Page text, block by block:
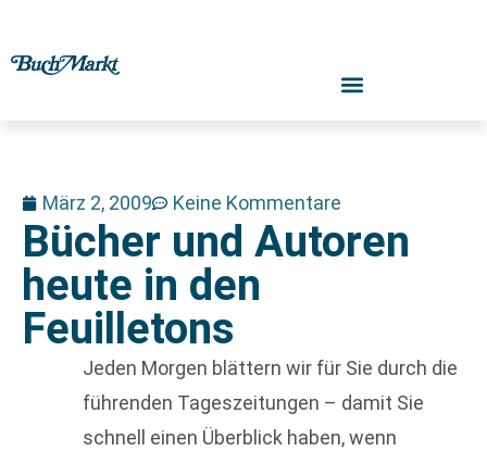
März 2, 2009 Keine Kommentare
Bücher und Autoren
heute in den
Feuilletons
Jeden Morgen blättern wir für Sie durch die
führenden Tageszeitungen – damit Sie
schnell einen Überblick haben, wenn